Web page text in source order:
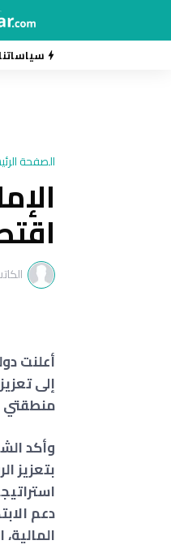
سياساتنا
الصفحة
أعلنت
إلى
منطقتي
وأكد
بتعزيز
دعم